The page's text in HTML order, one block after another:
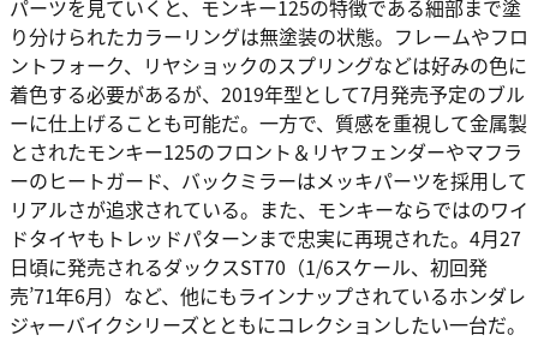
パーツを見ていくと、モンキー125の特徴である細部まで塗
り分けられたカラーリングは無塗装の状態。フレームやフロ
ントフォーク、リヤショックのスプリングなどは好みの色に
着色する必要があるが、2019年型として7月発売予定のブル
ーに仕上げることも可能だ。一方で、質感を重視して金属製
とされたモンキー125のフロント＆リヤフェンダーやマフラ
ーのヒートガード、バックミラーはメッキパーツを採用して
リアルさが追求されている。また、モンキーならではのワイ
ドタイヤもトレッドパターンまで忠実に再現された。4月27
日頃に発売されるダックスST70（1/6スケール、初回発
売’71年6月）など、他にもラインナップされているホンダレ
ジャーバイクシリーズとともにコレクションしたい一台だ。